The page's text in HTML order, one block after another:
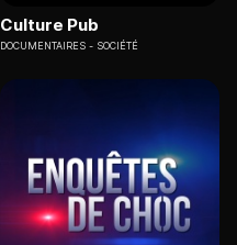
Culture Pub
DOCUMENTAIRES SOCIÉTÉ